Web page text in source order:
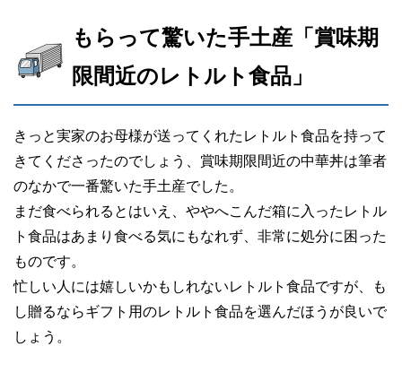
もらって驚いた手土産「賞味期
限間近のレトルト食品」
きっと実家のお母様が送ってくれたレトルト食品を持って
きてくださったのでしょう、賞味期限間近の中華丼は筆者
のなかで一番驚いた手土産でした。
まだ食べられるとはいえ、ややへこんだ箱に入ったレトル
ト食品はあまり食べる気にもなれず、非常に処分に困った
ものです。
忙しい人には嬉しいかもしれないレトルト食品ですが、も
し贈るならギフト用のレトルト食品を選んだほうが良いで
しょう。